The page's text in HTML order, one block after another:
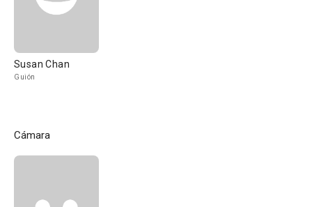
Susan Chan
Guión
Cámara